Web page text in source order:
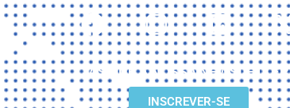
ASSINE A NOSSA NEWSLETTER
INSCREVER-SE